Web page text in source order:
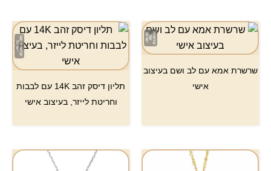
שרשרת אמא עם לב ושם בעיצוב
אישי
תליון דיסק זהב 14K עם לבבות
וחריטת לייזר, בעיצוב אישי